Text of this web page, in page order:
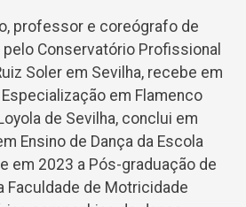
professor e coreógrafo de
Conservatório Profissional
Soler em Sevilha, recebe em
em Flamenco
de Sevilha, conclui em
Ensino de Dança da Escola
em 2023 a Pós-graduação de
Faculdade de Motricidade